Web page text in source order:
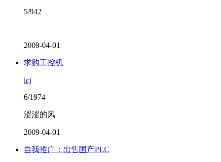
5/942
2009-04-01
求购工控机
lcj
6/1974
涩涩的风
2009-04-01
自我推广：出售国产PLC